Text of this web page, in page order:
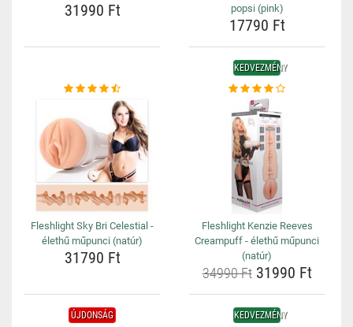
31990 Ft
popsi (pink)
17790 Ft
Fleshlight Sky Bri Celestial -
élethű műpunci (natúr)
31790 Ft
KEDVEZMÉNY
Fleshlight Kenzie Reeves
Creampuff - élethű műpunci
(natúr)
34990 Ft31990 Ft
ÚJDONSÁG KEDVEZMÉNY